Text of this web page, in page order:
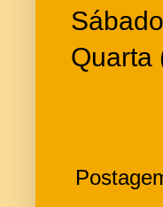
Quarta